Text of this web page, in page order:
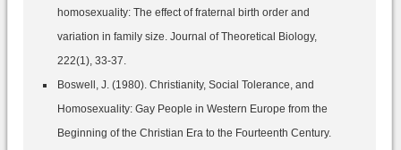
homosexuality: The effect of fraternal birth order and
variation in family size. Journal of Theoretical Biology,
222(1), 33-37.
Boswell, J. (1980). Christianity, Social Tolerance, and
Homosexuality: Gay People in Western Europe from the
Beginning of the Christian Era to the Fourteenth Century.